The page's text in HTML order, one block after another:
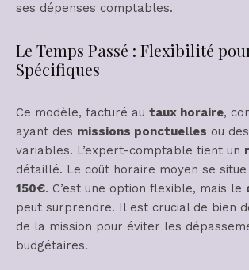
ses dépenses comptables.
Le Temps Passé : Flexibilité
Spécifiques
Ce modèle, facturé au taux horaire,
ayant des missions ponctuelles ou
variables. L’expert-comptable tient un
détaillé. Le coût horaire moyen se
150€. C’est une option flexible, mais le
peut surprendre. Il est crucial de bien
de la mission pour éviter les
budgétaires.